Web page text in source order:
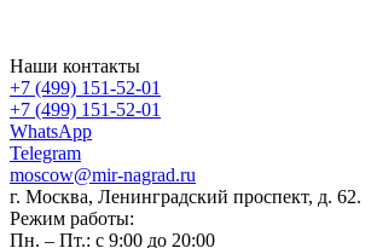
Наши контакты
+7 (499) 151-52-01
+7 (499) 151-52-01
WhatsApp
Telegram
moscow@mir-nagrad.ru
г. Москва, Ленинградский проспект, д. 62.
Режим работы:
Пн. – Пт.: с 9:00 до 20:00